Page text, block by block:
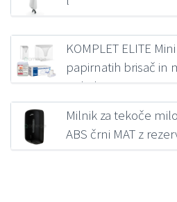
KOMPLET ELITE
papirnatih brisač in
polnil
126,22€z DDV
Milnik za tekoče
ABS črni MAT z